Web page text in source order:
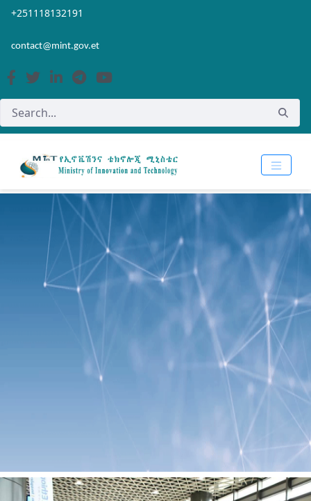
Skip to Main Content
Open Accessibility Menu
+251118132191
contact@mint.gov.et